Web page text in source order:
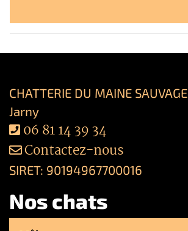
CHATTERIE DU MAINE SAUVAGE
Jarny
06 81 14 39 34
Contactez-nous
SIRET: 90194967700016
Nos chats